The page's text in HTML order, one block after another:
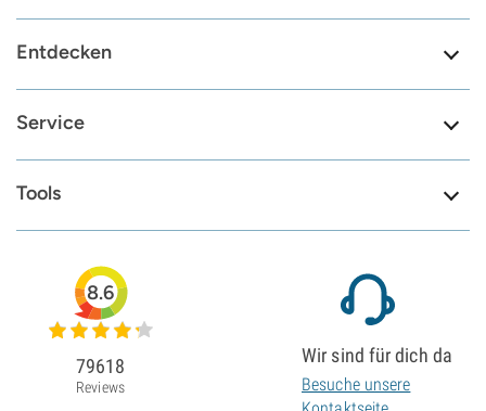
Entdecken
Service
Tools
8.6
79618
Reviews
Wir sind für dich da
Besuche unsere